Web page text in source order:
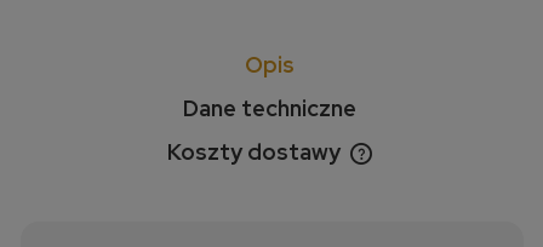
Opis
Dane techniczne
Koszty dostawy
Cena nie zawiera ewentualnych kosztów płatności